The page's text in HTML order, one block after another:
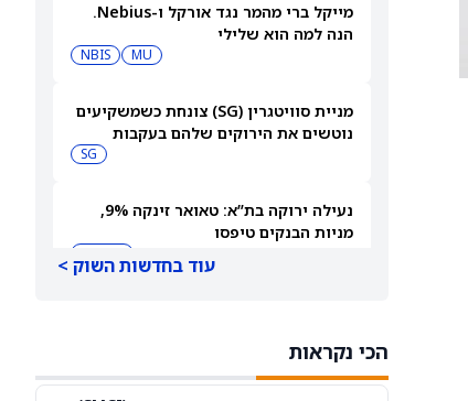
מייקל ברי מהמר נגד אורקל ו-Nebius.
הנה למה הוא שלילי
MU
NBIS
מניית סוויטגרין (SG) צונחת כשמשקיעים
נוטשים את הירוקים שלהם בעקבות
SG
נעילה ירוקה בת”א: טאואר זינקה 9%,
מניות הבנקים טיפסו
עוד בחדשות השוק >
הכי נקראות